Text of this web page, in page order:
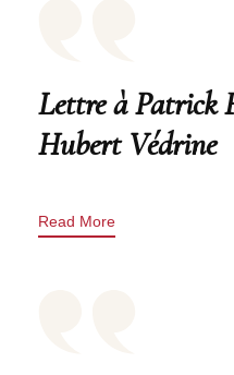
Lettre à Patrick
Hubert Védrine
Read More